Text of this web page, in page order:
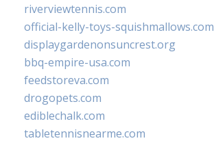
riverviewtennis.com
official-kelly-toys-squishmallows.com
displaygardenonsuncrest.org
bbq-empire-usa.com
feedstoreva.com
drogopets.com
ediblechalk.com
tabletennisnearme.com